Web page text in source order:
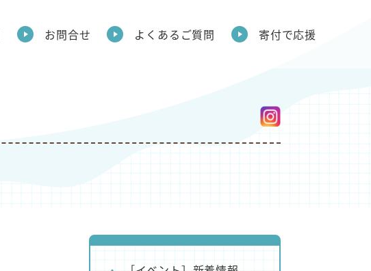
お問合せ よくあるご質問 寄付で応援